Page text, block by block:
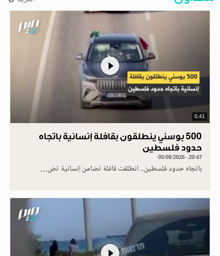
0.41
500 بوسني ينطلقون بقافلة إنسانية باتجاه
حدود فلسطين
05/08/2026 - 20:47
باتجاه حدود فلسطين.. انطلقت قافلة تضامن إنسانية تض…